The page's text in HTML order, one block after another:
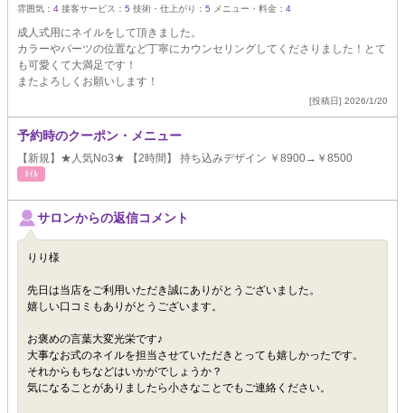
雰囲気： 4 接客サービス： 5 技術・仕上がり： 5 メニュー・料金： 4
成人式用にネイルをして頂きました。
カラーやパーツの位置など丁寧にカウンセリングしてくださりました！とて
も可愛くて大満足です！
またよろしくお願いします！
[投稿日] 2026/1/20
予約時のクーポン・メニュー
【新規】★人気No3★ 【2時間】 持ち込みデザイン ￥8900→￥8500
ﾈｲﾙ
サロンからの返信コメント
りり様
先日は当店をご利用いただき誠にありがとうございました。
嬉しい口コミもありがとうございます。
お褒めの言葉大変光栄です♪
大事なお式のネイルを担当させていただきとっても嬉しかったです。
それからもちなどはいかがでしょうか？
気になることがありましたら小さなことでもご連絡ください。